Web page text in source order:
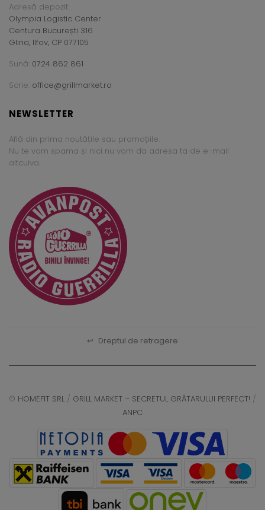
Adresă depozit:
Olympia Logistic Center
Centura București 316
Glina, Ilfov, CP 077105
Sună: 0724 862 861
Scrie: office@grillmarket.ro
NEWSLETTER
Află din prima noutățile sau promoțiile.
Nu te vom spama și nici nu vom da adresa ta de e-mail
altcuiva.
↩ Dreptul de retragere
© HOMEFIT SRL / GRILL MARKET – SECRETUL GRĂTARULUI PERFECT! /
ANPC